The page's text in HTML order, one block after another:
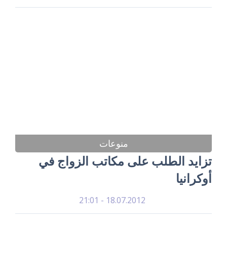
منوعات
تزايد الطلب على مكاتب الزواج في
أوكرانيا
18.07.2012 - 21:01